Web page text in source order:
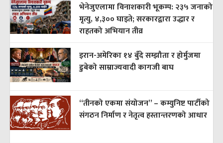
भेनेजुएलामा विनाशकारी भूकम्प: २३५ जनाको
मृत्यु, ४,३०० घाइते; सरकारद्वारा उद्धार र
राहतको अभियान तीव्र
इरान-अमेरिका १४ बुँदे सम्झौता र होर्मुजमा
डुबेको साम्राज्यवादी कागजी बाघ
“तीनको एकमा संयोजन” – कम्युनिष्ट पार्टीको
संगठन निर्माण र नेतृत्व हस्तान्तरणको आधार